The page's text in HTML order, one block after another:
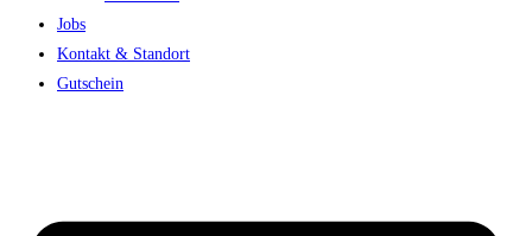
Jobs
Kontakt & Standort
Gutschein